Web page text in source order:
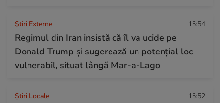
Știri Externe 16:54
Regimul din Iran insistă că îl va ucide pe
Donald Trump și sugerează un potențial loc
vulnerabil, situat lângă Mar-a-Lago
Știri Locale 16:52